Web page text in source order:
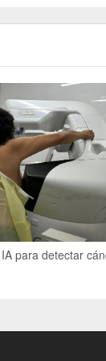
para detectar